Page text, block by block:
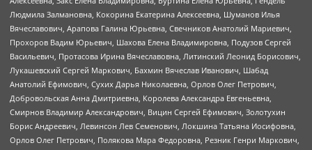
Людмила Залмановна, Кокорина Екатерина Алексеевна, Шуманов Илья
Вячеславович, Арапова Галина Юрьевна, Свечников Анатолий Мариевич,
Прохоров Вадим Юрьевич, Шахова Елена Владимировна, Подузов Сергей
Васильевич, Протасова Ирина Вячеславовна, Литинский Леонид Борисович,
Лукашевский Сергей Маркович, Бахмин Вячеслав Иванович, Шабад
Анатолий Ефимович, Сухих Дарья Николаевна, Орлов Олег Петрович,
Добровольская Анна Дмитриевна, Королева Александра Евгеньевна,
Смирнов Владимир Александрович, Вицин Сергей Ефимович, Золотухин
Борис Андреевич, Левинсон Лев Семенович, Локшина Татьяна Иосифовна,
Орлов Олег Петрович, Полякова Мара Федоровна, Резник Генри Маркович,